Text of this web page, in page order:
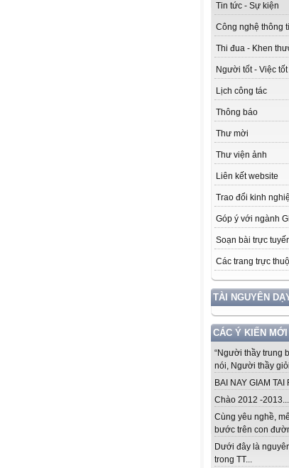
Tin tức - Sự kiện
Công nghệ thông
Thi đua - Khen
Người tốt - Việc tốt
Lịch công tác
Thông báo
Thư mời
Thư viện ảnh
Liên kết website
Trao đổi kinh
Góp ý với ngành
Soạn bài trực
Các trang trực
TÀI NGUYÊN
CÁC Ý KIẾN
“Người thầy trung
nói, Người thầy
BAI NAY GIAM TAI
Chào 2012 -2013...
Cùng yêu nghề,
bước trên con
Dưới đây là
trong TT...